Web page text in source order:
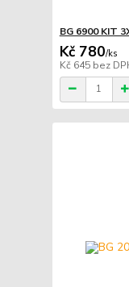
BG 6900 KIT
Kč 780/ks
Kč 645 bez